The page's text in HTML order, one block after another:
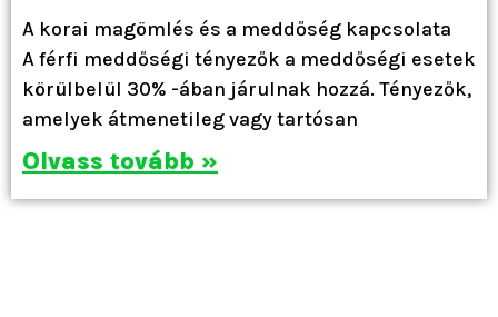
A korai magömlés és a meddőség kapcsolata
A férfi meddőségi tényezők a meddőségi esetek
körülbelül 30% -ában járulnak hozzá. Tényezők,
amelyek átmenetileg vagy tartósan
Olvass tovább »